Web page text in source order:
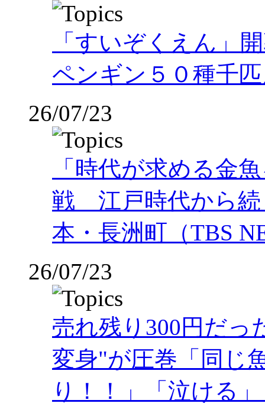
「すいぞくえん」
ペンギン５０種千
26/07/23
「時代が求める金
戦 江戸時代から
本・長洲町（TBS
26/07/23
売れ残り300円だ
変身"が圧巻「同じ
り！！」「泣ける